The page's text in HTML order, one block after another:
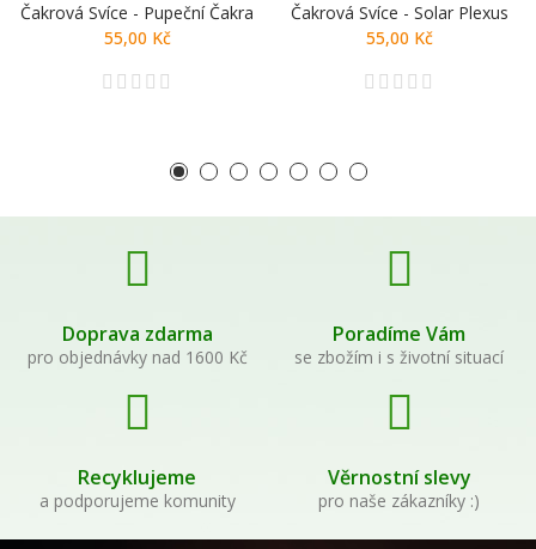
Čakrová Svíce - Pupeční Čakra
55,00 Kč
Čakrová Svíce - Solar Plexus
55,00 Kč
Doprava zdarma
pro objednávky nad 1600 Kč
Poradíme Vám
se zbožím i s životní situací
Recyklujeme
a podporujeme komunity
Věrnostní slevy
pro naše zákazníky :)